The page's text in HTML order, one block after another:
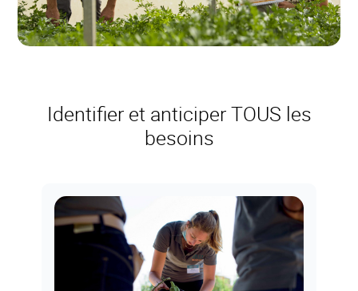
Identifier et anticiper TOUS les
besoins